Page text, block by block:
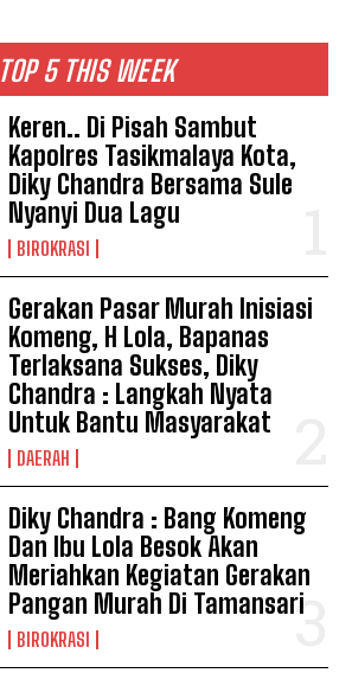
TOP 5 THIS WEEK
Keren.. Di Pisah Sambut
Kapolres Tasikmalaya Kota,
Diky Chandra Bersama Sule
Nyanyi Dua Lagu
BIROKRASI
Gerakan Pasar Murah Inisiasi
Komeng, H Lola, Bapanas
Terlaksana Sukses, Diky
Chandra : Langkah Nyata
Untuk Bantu Masyarakat
DAERAH
Diky Chandra : Bang Komeng
Dan Ibu Lola Besok Akan
Meriahkan Kegiatan Gerakan
Pangan Murah Di Tamansari
BIROKRASI